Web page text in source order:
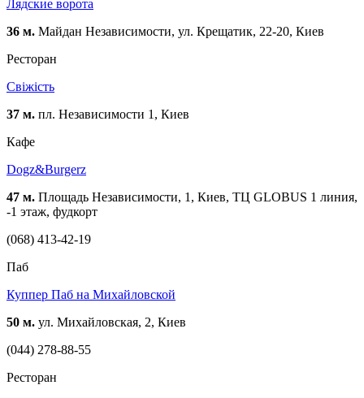
Лядские ворота
36 м. Майдан Независимости, ул. Крещатик, 22-20, Киев
Ресторан
Свіжість
37 м. пл. Независимости 1, Киев
Кафе
Dogz&Burgerz
47 м. Площадь Независимости, 1, Киев, ТЦ GLOBUS 1 линия,
-1 этаж, фудкорт
(068) 413-42-19
Паб
Куппер Паб на Михайловской
50 м. ул. Михайловская, 2, Киев
(044) 278-88-55
Ресторан